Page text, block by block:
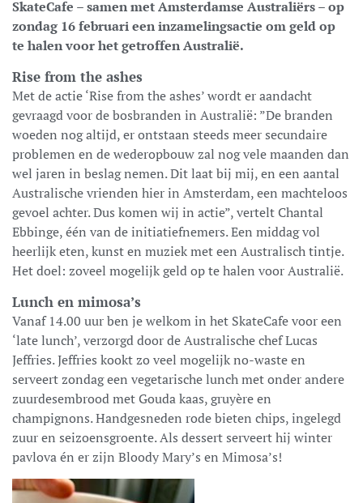
SkateCafe – samen met Amsterdamse Australiërs – op
zondag 16 februari een inzamelingsactie om geld op
te halen voor het getroffen Australië.
Rise from the ashes
Met de actie ‘Rise from the ashes’ wordt er aandacht
gevraagd voor de bosbranden in Australië: ”De branden
woeden nog altijd, er ontstaan steeds meer secundaire
problemen en de wederopbouw zal nog vele maanden dan
wel jaren in beslag nemen. Dit laat bij mij, en een aantal
Australische vrienden hier in Amsterdam, een machteloos
gevoel achter. Dus komen wij in actie”, vertelt Chantal
Ebbinge, één van de initiatiefnemers. Een middag vol
heerlijk eten, kunst en muziek met een Australisch tintje.
Het doel: zoveel mogelijk geld op te halen voor Australië.
Lunch en mimosa’s
Vanaf 14.00 uur ben je welkom in het SkateCafe voor een
‘late lunch’, verzorgd door de Australische chef Lucas
Jeffries. Jeffries kookt zo veel mogelijk no-waste en
serveert zondag een vegetarische lunch met onder andere
zuurdesembrood met Gouda kaas, gruyère en
champignons. Handgesneden rode bieten chips, ingelegd
zuur en seizoensgroente. Als dessert serveert hij winter
pavlova én er zijn Bloody Mary’s en Mimosa’s!